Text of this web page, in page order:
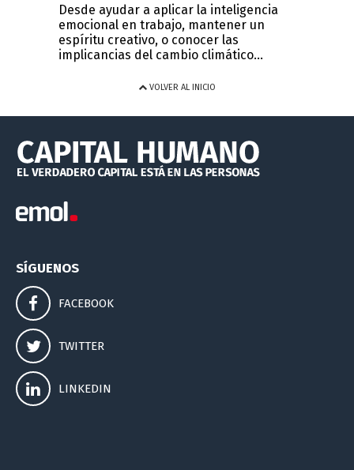
Desde ayudar a aplicar la inteligencia
emocional en trabajo, mantener un
espíritu creativo, o conocer las
implicancias del cambio climático...
VOLVER AL INICIO
SÍGUENOS
FACEBOOK
TWITTER
LINKEDIN